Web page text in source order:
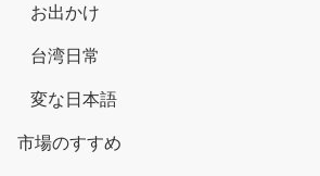
お出かけ
台湾日常
変な日本語
市場のすすめ